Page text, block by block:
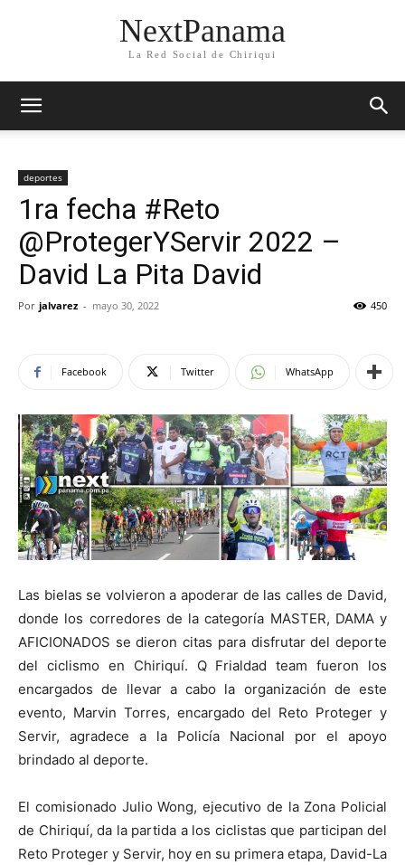
NextPanama
La Red Social de Chiriqui
deportes
1ra fecha #Reto
@ProtegerYServir 2022 –
David La Pita David
Por jalvarez - mayo 30, 2022 450
Facebook Twitter WhatsApp
Las bielas se volvieron a apoderar de las calles de David,
donde los corredores de la categoría MASTER, DAMA y
AFICIONADOS se dieron citas para disfrutar del deporte
del ciclismo en Chiriquí. Q Frialdad team fueron los
encargados de llevar a cabo la organización de este
evento, Marvin Torres, encargado del Reto Proteger y
Servir, agradece a la Policía Nacional por el apoyo
brindado al deporte.
El comisionado Julio Wong, ejecutivo de la Zona Policial
de Chiriquí, da la partida a los ciclistas que participan del
Reto Proteger y Servir, hoy en su primera etapa, David-La